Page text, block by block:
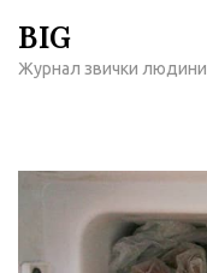
содержимому
BIG
Журнал звички людини